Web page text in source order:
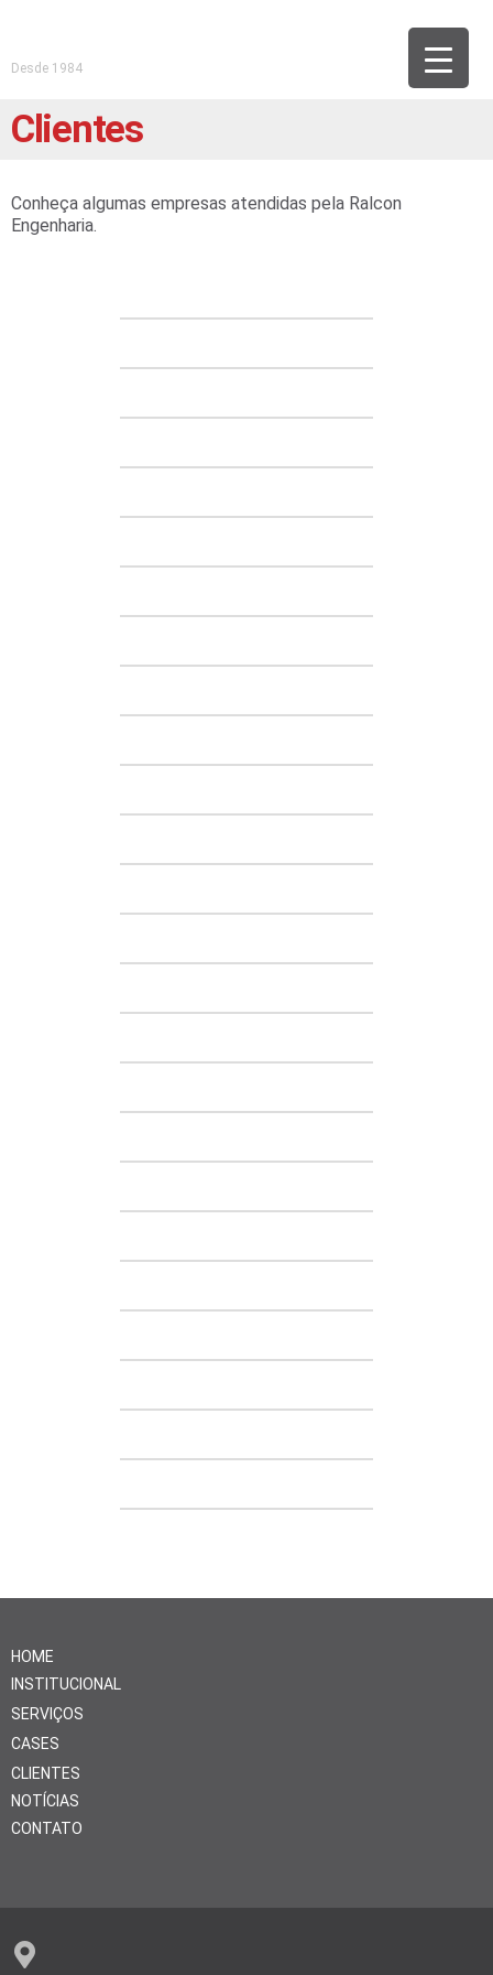
Desde 1984
Clientes
Conheça algumas empresas atendidas pela Ralcon
Engenharia.
HOME
INSTITUCIONAL
SERVIÇOS
CASES
CLIENTES
NOTÍCIAS
CONTATO